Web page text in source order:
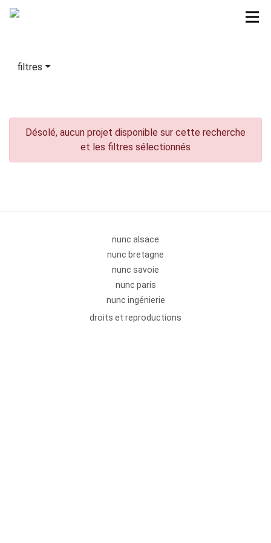
filtres
Désolé, aucun projet disponible sur cette recherche
et les filtres sélectionnés
nunc alsace
nunc bretagne
nunc savoie
nunc paris
nunc ingénierie
droits et reproductions